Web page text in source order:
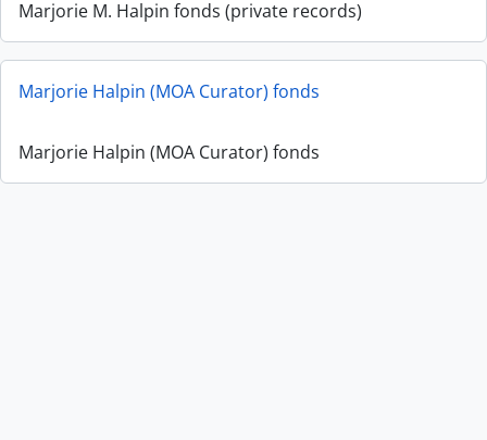
Marjorie M. Halpin fonds (private records)
Marjorie Halpin (MOA Curator) fonds
Marjorie Halpin (MOA Curator) fonds